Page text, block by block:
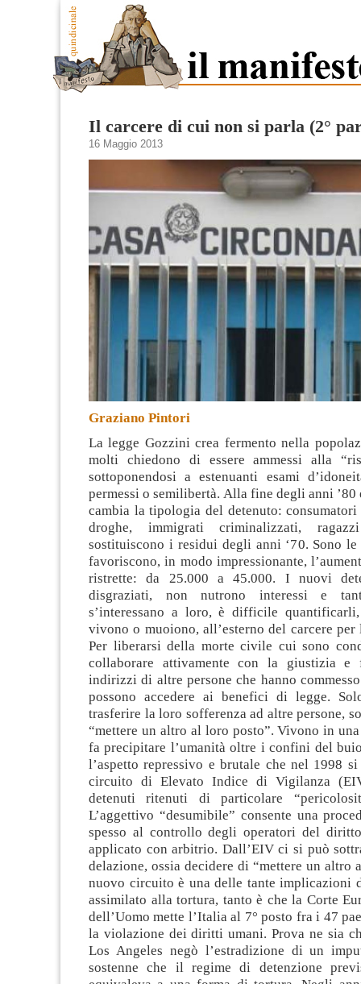
Il carcere di cui non si parla (2°
16 Maggio 2013
Graziano Pintori
La legge Gozzini crea fermento nella
molti chiedono di essere ammessi alla
sottoponendosi a estenuanti esami
permessi o semilibertà. Alla fine degli anni ’80
cambia la tipologia del detenuto:
droghe, immigrati criminalizzati,
sostituiscono i residui degli anni ‘70. Sono
favoriscono, in modo impressionante,
ristrette: da 25.000 a 45.000. I nuovi
disgraziati, non nutrono interessi e
s’interessano a loro, è difficile
vivono o muoiono, all’esterno del carcere per
Per liberarsi della morte civile cui sono
collaborare attivamente con la giustizia
indirizzi di altre persone che hanno
possono accedere ai benefici di legge.
trasferire la loro sofferenza ad altre persone,
“mettere un altro al loro posto”. Vivono in
fa precipitare l’umanità oltre i confini del
l’aspetto repressivo e brutale che nel 1998
circuito di Elevato Indice di Vigilanza
detenuti ritenuti di particolare
L’aggettivo “desumibile” consente una
spesso al controllo degli operatori del
applicato con arbitrio. Dall’EIV ci si può
delazione, ossia decidere di “mettere un altro
nuovo circuito è una delle tante implicazioni
assimilato alla tortura, tanto è che la Corte
dell’Uomo mette l’Italia al 7° posto fra i 47
la violazione dei diritti umani. Prova ne sia
Los Angeles negò l’estradizione di un
sostenne che il regime di detenzione